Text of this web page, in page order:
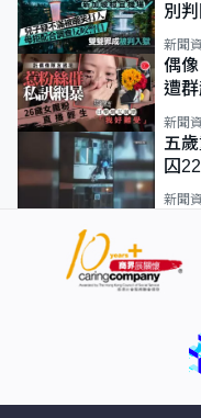
別
新聞
偶
遭
新聞
五
囚
新聞